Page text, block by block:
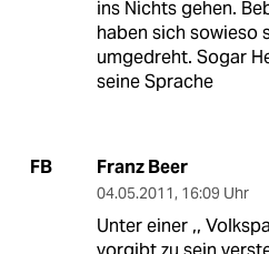
ins Nichts gehen.
haben sich sowieso
umgedreht. Sogar
seine Sprache
FB Franz Beer
04.05.2011, 16:09 Uhr
Unter einer ,,